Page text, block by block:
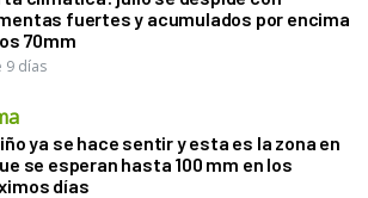
fuertes y acumulados por encima
70mm
9 días
ya se hace sentir y esta es la zona en
se esperan hasta 100 mm en los
días